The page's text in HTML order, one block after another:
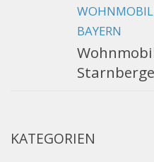
BAYERN
KATEGORIEN